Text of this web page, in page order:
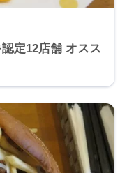
定12店舗 オスス